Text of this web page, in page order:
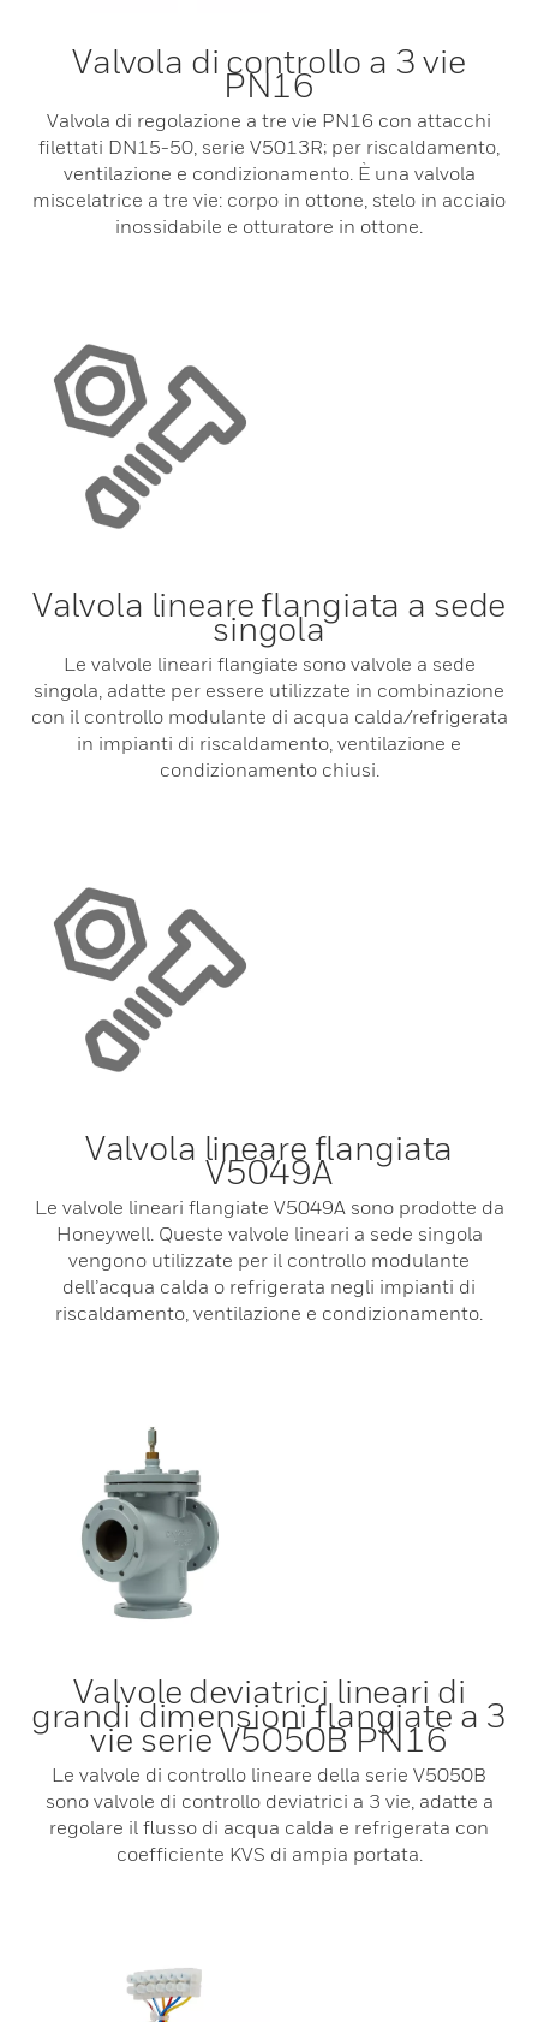
Valvola di controllo a 3 vie
PN16
Valvola di regolazione a tre vie PN16 con attacchi
filettati DN15-50, serie V5013R; per riscaldamento,
ventilazione e condizionamento. È una valvola
miscelatrice a tre vie: corpo in ottone, stelo in acciaio
inossidabile e otturatore in ottone.
Valvola lineare flangiata a sede
singola
Le valvole lineari flangiate sono valvole a sede
singola, adatte per essere utilizzate in combinazione
con il controllo modulante di acqua calda/refrigerata
in impianti di riscaldamento, ventilazione e
condizionamento chiusi.
Valvola lineare flangiata
V5049A
Le valvole lineari flangiate V5049A sono prodotte da
Honeywell. Queste valvole lineari a sede singola
vengono utilizzate per il controllo modulante
dell’acqua calda o refrigerata negli impianti di
riscaldamento, ventilazione e condizionamento.
Valvole deviatrici lineari di
grandi dimensioni flangiate a 3
vie serie V5050B PN16
Le valvole di controllo lineare della serie V5050B
sono valvole di controllo deviatrici a 3 vie, adatte a
regolare il flusso di acqua calda e refrigerata con
coefficiente KVS di ampia portata.